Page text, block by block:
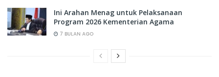
Ini Arahan Menag untuk Pelaksanaan
Program 2026 Kementerian Agama
7 BULAN AGO